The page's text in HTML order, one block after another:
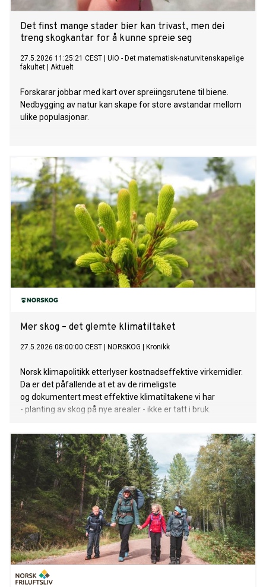
Det finst mange stader bier kan trivast, men dei
treng skogkantar for å kunne spreie seg
27.5.2026 11:25:21 CEST
UiO - Det matematisk-naturvitenskapelige
fakultet
Aktuelt
Forskarar jobbar med kart over spreiingsrutene til biene.
Nedbygging av natur kan skape for store avstandar mellom
ulike populasjonar.
Mer skog – det glemte klimatiltaket
27.5.2026 08:00:00 CEST NORSKOG Kronikk
Norsk klimapolitikk etterlyser kostnadseffektive virkemidler.
Da er det påfallende at et av de rimeligste
og dokumentert mest effektive klimatiltakene vi har
- planting av skog på nye arealer - ikke er tatt i bruk.